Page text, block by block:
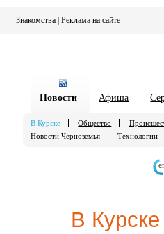
Знакомства Реклама на сайте
Новости Афиша
В Курске Общество
Новости Черноземья
Технологии
В Курске